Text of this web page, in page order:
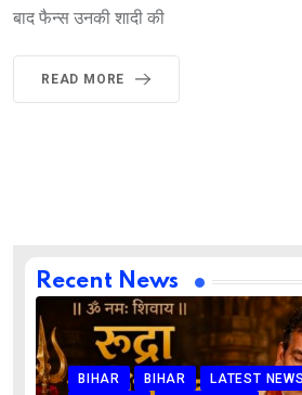
बाद फैन्स उनकी शादी की
READ MORE
Recent News
BIHAR BIHAR LATEST NEWS